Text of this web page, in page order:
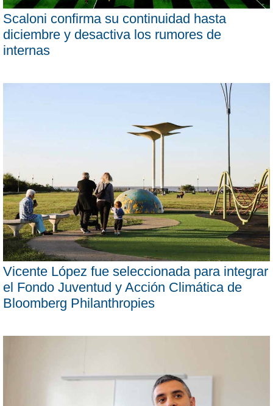
Scaloni confirma su continuidad hasta
diciembre y desactiva los rumores de
internas
Vicente López fue seleccionada para integrar
el Fondo Juventud y Acción Climática de
Bloomberg Philanthropies